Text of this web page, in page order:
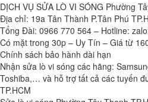
DỊCH VỤ SỬA LÒ VI SÓNG Phường
Địa chỉ: 19a Tân Thành P.Tân Phú
Tổng Đài: 0966 770 564 – Hotline:
Có mặt trong 30p – Uy Tín – Giá từ
Chính sách bảo hành dài hạn
Nhận sửa lò vi sóng các hãng:
Toshiba,… và hỗ trợ tất cả các tuyến
TP.HCM